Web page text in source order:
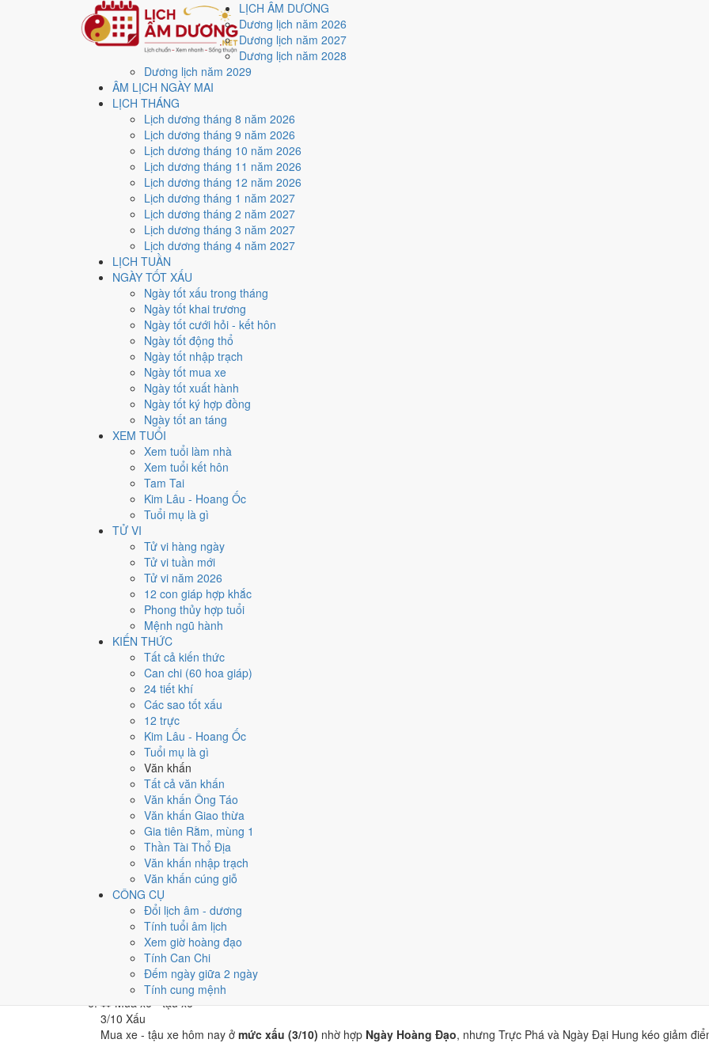
LỊCH ÂM DƯƠNG
Dương lịch năm 2026
Dương lịch năm 2027
Dương lịch năm 2028
Dương lịch năm 2029
ÂM LỊCH NGÀY MAI
LỊCH THÁNG
Lịch dương tháng 8 năm 2026
Lịch dương tháng 9 năm 2026
Lịch dương tháng 10 năm 2026
Lịch dương tháng 11 năm 2026
Lịch dương tháng 12 năm 2026
Lịch dương tháng 1 năm 2027
Lịch dương tháng 2 năm 2027
Lịch dương tháng 3 năm 2027
Lịch dương tháng 4 năm 2027
LỊCH TUẦN
NGÀY TỐT XẤU
Ngày tốt xấu trong tháng
Ngày tốt khai trương
Ngày tốt cưới hỏi - kết hôn
Ngày tốt động thổ
Ngày tốt nhập trạch
Ngày tốt mua xe
Ngày tốt xuất hành
Ngày tốt ký hợp đồng
Ngày tốt an táng
XEM TUỔI
Xem tuổi làm nhà
Xem tuổi kết hôn
Tam Tai
Kim Lâu - Hoang Ốc
Tuổi mụ là gì
TỬ VI
Tử vi hàng ngày
Tử vi tuần mới
Tử vi năm 2026
12 con giáp hợp khắc
Phong thủy hợp tuổi
Mệnh ngũ hành
KIẾN THỨC
Tất cả kiến thức
Can chi (60 hoa giáp)
24 tiết khí
Các sao tốt xấu
12 trực
Kim Lâu - Hoang Ốc
Tuổi mụ là gì
Văn khấn
Tất cả văn khấn
Văn khấn Ông Táo
Văn khấn Giao thừa
Gia tiên Rằm, mùng 1
Thần Tài Thổ Địa
Văn khấn nhập trạch
Văn khấn cúng giỗ
CÔNG CỤ
Đổi lịch âm - dương
Tính tuổi âm lịch
Xem giờ hoàng đạo
Tính Can Chi
Đếm ngày giữa 2 ngày
Tính cung mệnh
Trang chủ
Lịch năm 2026
Tháng 6/2026
Ngày 6/6/2026 (Tân Hợi)
Xem ngày6/6/2026
Ngày 6/6/2026 dương lịch (Thứ Bảy) là ngày 21/4/2026 âm lịch
điểm trung bình3.0/10cho các việc quan trọng. Giờ Hoàng Đạo trong ngày:
Ngày Dương
Ngày Âm
Tháng 6 năm 2026
Tháng 4 âm năm 2026
Quý Tỵ
Ngày Tân Hợi có TrựcPhá(ngày phá hoại - đại hung, kỵ trăm sự) nhưng gặp Sao
, tránh hẳn cưới hỏi, khai trương, động thổ.
Mão, Mùi, Dần hợp ngày; tuổi
Ngày 6/6/2026 tốt hay xấu cho việc gì?
Ngày 6/6/2026 đạt3.0/10trung bình cho 7 việc chính: cao nhất là
sự) nhưng gặp Sao Bảo Quang (Thiên Đức) hoàng đạo nên điểm từng việc chênh nhau như bảng dưới.
💍
Cưới hỏi - đính hôn
Xấu
Cưới hỏi - đính hôn hôm nay ở
Cách tính ngày tốt
Khai trương - mở cửa hàng
Xấu
Khai trương - mở cửa hàng hôm nay ở
Cách tính ngày tốt
Ký hợp đồng - giao ước
Xấu
Ký hợp đồng - giao ước hôm nay ở
Cách tính ngày tốt
Động thổ - khởi công
Xấu
Động thổ - khởi công hôm nay ở
Cách tính ngày tốt
Nhập trạch - vào nhà mới
Xấu
Nhập trạch - vào nhà mới hôm nay ở
Cách tính ngày tốt
🚗Mua xe - tậu xe
3/10 Xấu
Mua xe - tậu xe hôm nay ở mức xấu (3/10) nhờ hợp Ngày Hoàng Đạo, nhưng Trực Phá và Ngày Đại Hung kéo giảm